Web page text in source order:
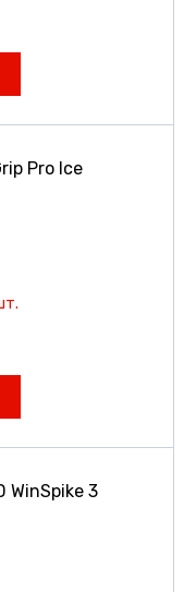
Pro Ice
WinSpike 3